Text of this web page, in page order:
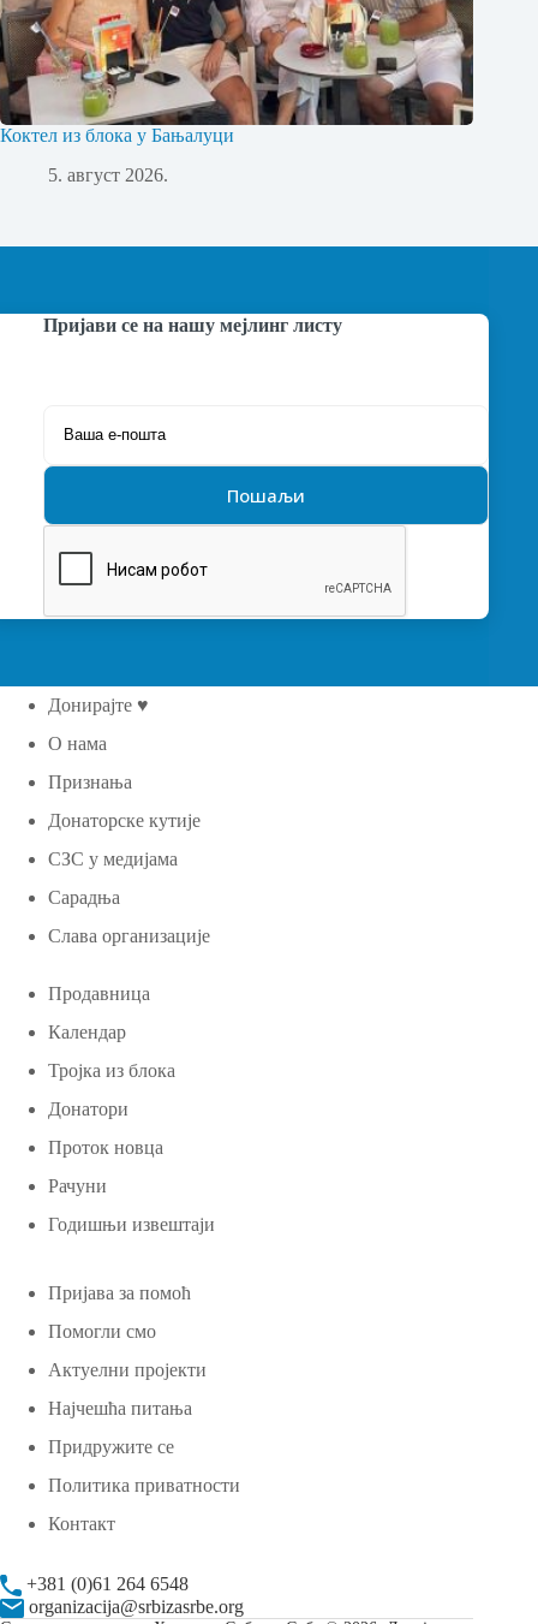
Коктел из блока у Бањалуци
5. август 2026.
Пријави се на нашу мејлинг листу
Донирајте ♥
О нама
Признања
Донаторске кутије
СЗС у медијама
Сарадња
Слава организације
Продавница
Календар
Тројка из блока
Донатори
Проток новца
Рачуни
Годишњи извештаји
Пријава за помоћ
Помогли смо
Актуелни пројекти
Најчешћа питања
Придружите се
Политика приватности
Контакт
+381 (0)61 264 6548
organizacija@srbizasrbe.org